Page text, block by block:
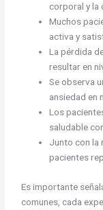
corporal y la
Muchos
activa y
La pérdida
resultar en
Se observa
ansiedad en
Los
saludable
Junto con la
pacientes
Es importante
comunes, cada